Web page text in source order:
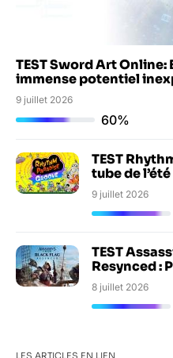
TEST Sword Art Online:
immense potentiel
9 juillet 2026
60%
TEST
tube de
9 juillet 2026
TEST
Resynced :
8 juillet 2026
LES ARTICLES EN LIEN